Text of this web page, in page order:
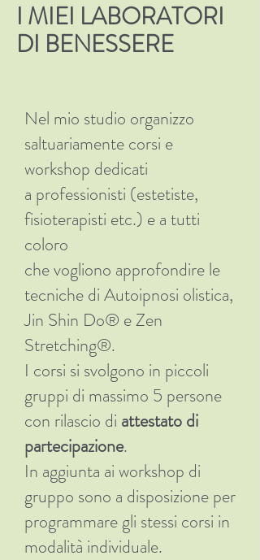
I MIEI LABORATORI
DI BENESSERE
Nel mio studio organizzo
saltuariamente corsi e
workshop dedicati
a professionisti (estetiste,
fisioterapisti etc.) e a tutti
coloro
che vogliono approfondire le
tecniche di Autoipnosi olistica,
Jin Shin Do® e Zen
Stretching®.
I corsi si svolgono in piccoli
gruppi di massimo 5 persone
con rilascio di attestato di
partecipazione.
In aggiunta ai workshop di
gruppo sono a disposizione per
programmare gli stessi corsi in
modalità individuale.